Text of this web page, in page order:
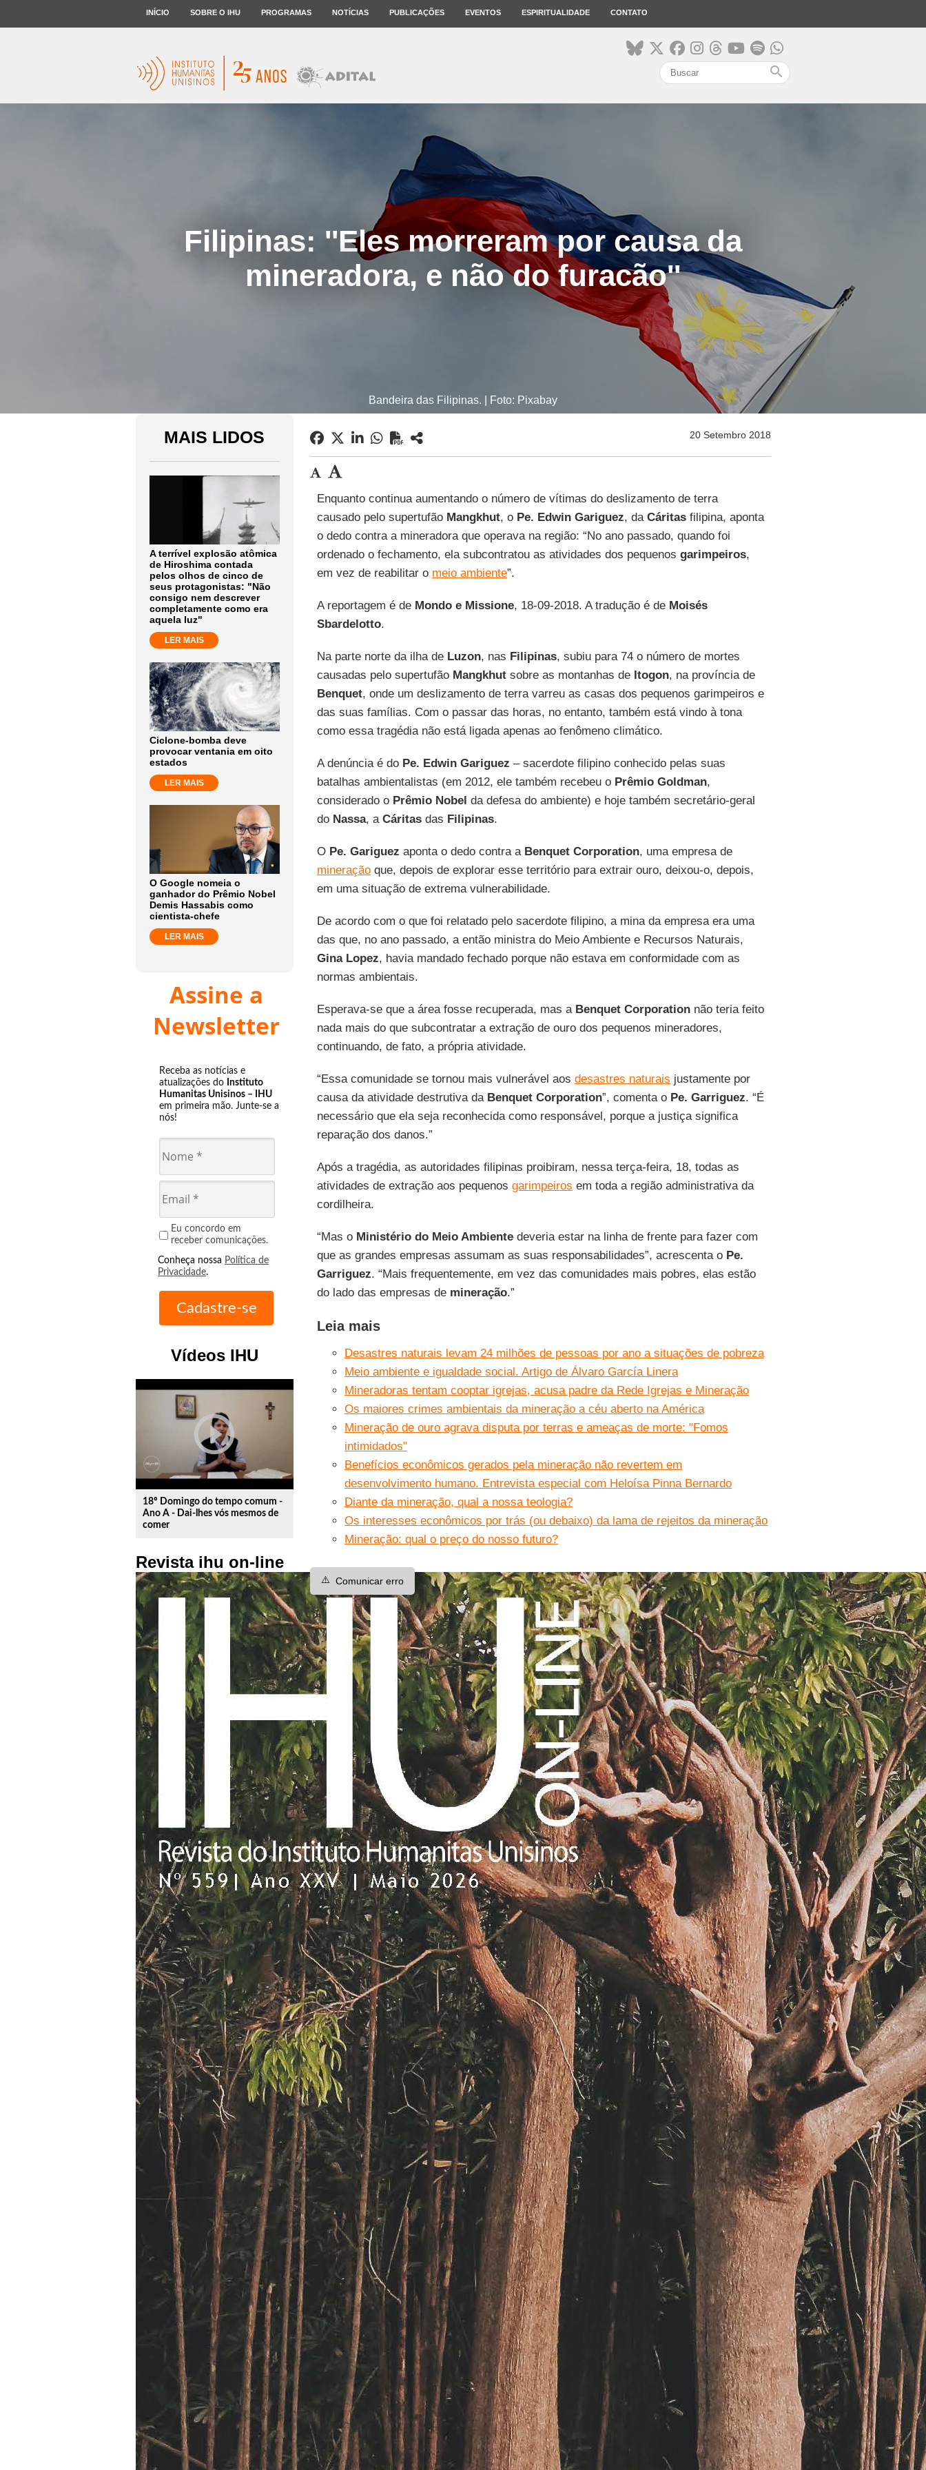
INÍCIO SOBRE O IHU PROGRAMAS NOTÍCIAS PUBLICAÇÕES EVENTOS ESPIRITUALIDADE CONTATO
search
Filipinas: ''Eles morreram por causa da
mineradora, e não do furacão''
Bandeira das Filipinas. | Foto: Pixabay
MAIS LIDOS
A terrível explosão atômica
de Hiroshima contada
pelos olhos de cinco de
seus protagonistas: "Não
consigo nem descrever
completamente como era
aquela luz"
LER MAIS
Ciclone-bomba deve
provocar ventania em oito
estados
LER MAIS
O Google nomeia o
ganhador do Prêmio Nobel
Demis Hassabis como
cientista-chefe
LER MAIS
Assine a
Newsletter
Receba as notícias e
atualizações do Instituto
Humanitas Unisinos – IHU
em primeira mão. Junte-se a
nós!
Eu concordo em
receber comunicações.
Conheça nossa Política de
Privacidade.
Vídeos IHU
play_circle_outline
18º Domingo do tempo comum -
Ano A - Dai-lhes vós mesmos de
comer
Revista ihu on-line
20 Setembro 2018
Enquanto continua aumentando o número de vítimas do deslizamento de terra
causado pelo supertufão Mangkhut, o Pe. Edwin Gariguez, da Cáritasfilipina, aponta
o dedo contra a mineradora que operava na região: “No ano passado, quando foi
ordenado o fechamento, ela subcontratou as atividades dos pequenos garimpeiros,
em vez de reabilitar o meio ambiente”.
A reportagem é de Mondo e Missione, 18-09-2018. A tradução é de Moisés
Sbardelotto.
Na parte norte da ilha de Luzon, nas Filipinas, subiu para 74 o número de mortes
causadas pelo supertufão Mangkhutsobre as montanhas de Itogon, na província de
Benquet, onde um deslizamento de terra varreu as casas dos pequenos garimpeiros e
das suas famílias. Com o passar das horas, no entanto, também está vindo à tona
como essa tragédia não está ligada apenas ao fenômeno climático.
A denúncia é do Pe. Edwin Gariguez – sacerdote filipino conhecido pelas suas
batalhas ambientalistas (em 2012, ele também recebeu o Prêmio Goldman,
considerado o Prêmio Nobel da defesa do ambiente) e hoje também secretário-geral
do Nassa, a Cáritasdas Filipinas.
O Pe. Gariguez aponta o dedo contra a Benquet Corporation, uma empresa de
mineraçãoque, depois de explorar esse território para extrair ouro, deixou-o, depois,
em uma situação de extrema vulnerabilidade.
De acordo com o que foi relatado pelo sacerdote filipino, a mina da empresa era uma
das que, no ano passado, a então ministra do Meio Ambiente e Recursos Naturais,
Gina Lopez, havia mandado fechado porque não estava em conformidade com as
normas ambientais.
Esperava-se que a área fosse recuperada, mas a Benquet Corporationnão teria feito
nada mais do que subcontratar a extração de ouro dos pequenos mineradores,
continuando, de fato, a própria atividade.
“Essa comunidade se tornou mais vulnerável aos desastres naturais justamente por
causa da atividade destrutiva da Benquet Corporation”, comenta o Pe. Garriguez. “É
necessário que ela seja reconhecida como responsável, porque a justiça significa
reparação dos danos.”
Após a tragédia, as autoridades filipinas proibiram, nessa terça-feira, 18, todas as
atividades de extração aos pequenos garimpeiros em toda a região administrativa da
cordilheira.
“Mas o Ministério do Meio Ambientedeveria estar na linha de frente para fazer com
que as grandes empresas assumam as suas responsabilidades”, acrescenta o Pe.
Garriguez. “Mais frequentemente, em vez das comunidades mais pobres, elas estão
do lado das empresas de mineração.”
Leia mais
Desastres naturais levam 24 milhões de pessoas por ano a situações de pobreza
Meio ambiente e igualdade social. Artigo de Álvaro García Linera
Mineradoras tentam cooptar igrejas, acusa padre da Rede Igrejas e Mineração
Os maiores crimes ambientais da mineração a céu aberto na América
Mineração de ouro agrava disputa por terras e ameaças de morte: "Fomos
intimidados"
Benefícios econômicos gerados pela mineração não revertem em
desenvolvimento humano. Entrevista especial com Heloísa Pinna Bernardo
Diante da mineração, qual a nossa teologia?
Os interesses econômicos por trás (ou debaixo) da lama de rejeitos da mineração
Mineração: qual o preço do nosso futuro?
⚠️ Comunicar erro